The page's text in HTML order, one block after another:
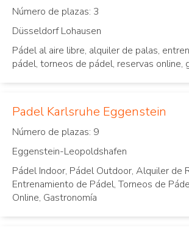
Número de plazas: 3
Düsseldorf Lohausen
Pádel al aire libre, alquiler de palas,
pádel, torneos de pádel, reservas online,
Padel Karlsruhe Eggenstein
Número de plazas: 9
Eggenstein-Leopoldshafen
Pádel Indoor, Pádel Outdoor, Alquiler de
Entrenamiento de Pádel, Torneos de
Online, Gastronomía